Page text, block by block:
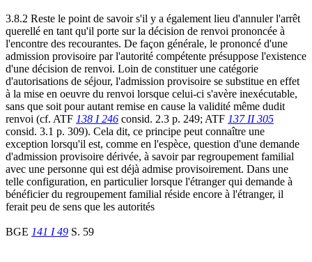
3.8.2 Reste le point de savoir s'il y a également lieu d'annuler l'arrêt
querellé en tant qu'il porte sur la décision de renvoi prononcée à
l'encontre des recourantes. De façon générale, le prononcé d'une
admission provisoire par l'autorité compétente présuppose l'existence
d'une décision de renvoi. Loin de constituer une catégorie
d'autorisations de séjour, l'admission provisoire se substitue en effet
à la mise en oeuvre du renvoi lorsque celui-ci s'avère inexécutable,
sans que soit pour autant remise en cause la validité même dudit
renvoi (cf. ATF 138 I 246 consid. 2.3 p. 249; ATF 137 II 305
consid. 3.1 p. 309). Cela dit, ce principe peut connaître une
exception lorsqu'il est, comme en l'espèce, question d'une demande
d'admission provisoire dérivée, à savoir par regroupement familial
avec une personne qui est déjà admise provisoirement. Dans une
telle configuration, en particulier lorsque l'étranger qui demande à
bénéficier du regroupement familial réside encore à l'étranger, il
ferait peu de sens que les autorités
BGE 141 I 49 S. 59